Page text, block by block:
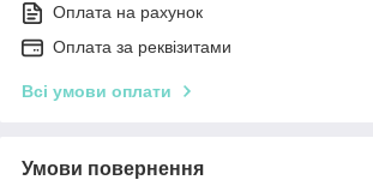
Оплата на рахунок
Оплата за реквізитами
Всі умови оплати
Умови повернення